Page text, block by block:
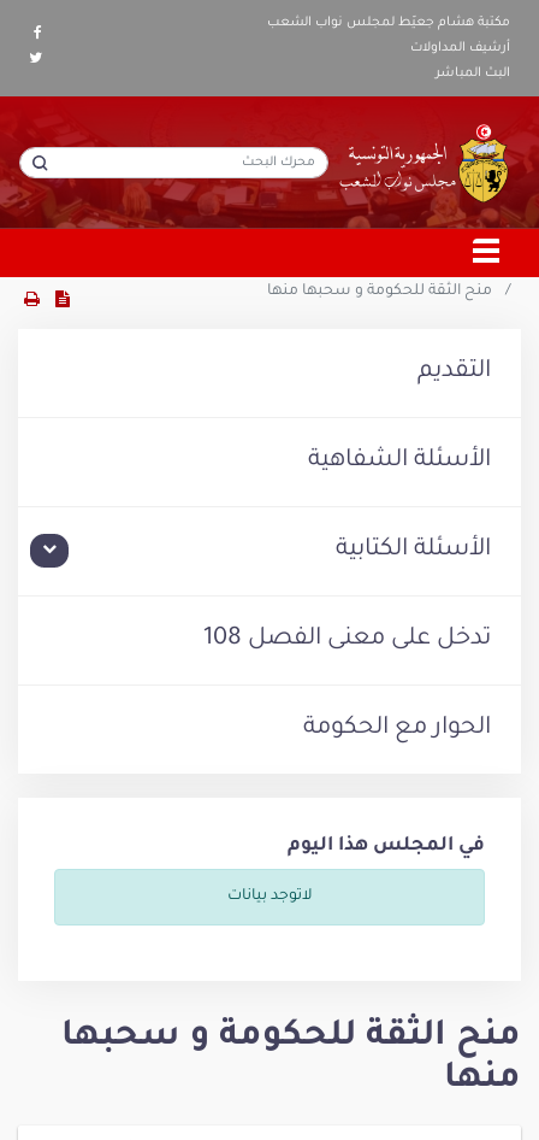
مكتبة هشام جعيّط لمجلس نواب الشعب
أرشيف المداولات
البث المباشر
منح الثقة للحكومة و سحبها منها
التقديم
الأسئلة الشفاهية
الأسئلة الكتابية
تدخل على معنى الفصل 108
الحوار مع الحكومة
في المجلس هذا اليوم
لاتوجد بيانات
منح الثقة للحكومة و سحبها
منها